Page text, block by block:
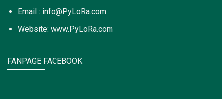
Email : info@PyLoRa.com
Website: www.PyLoRa.com
FANPAGE FACEBOOK